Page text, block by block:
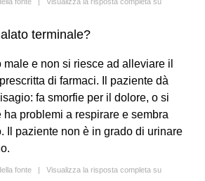
terminale?
male e non si riesce ad alleviare il
di farmaci. Il paziente dà
fa smorfie per il dolore, o si
ha problemi a respirare e sembra
Il paziente non è in grado di urinare
fonte | Visualizza la risposta completa su